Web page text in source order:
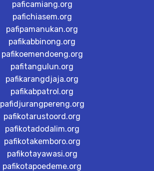
paficamiang.org
pafichiasem.org
pafipamanukan.org
pafikabbinong.org
pafikoemendoeng.org
pafitangulun.org
pafikarangdjaja.org
pafikabpatrol.org
pafidjurangpereng.org
pafikotarustoord.org
pafikotadodalim.org
pafikotakemboro.org
pafikotayawasi.org
pafikotapoedeme.org